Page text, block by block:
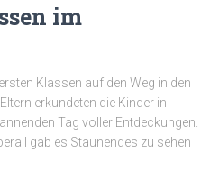
im
Klassen auf den Weg in den
erkundeten die Kinder in
Tag voller Entdeckungen.
gab es Staunendes zu sehen